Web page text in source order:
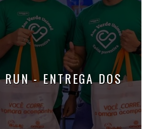
- ENTREGA DOS